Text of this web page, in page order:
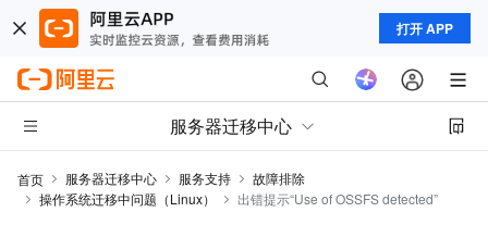
打开 APP
服务器迁移中心
首页 服务器迁移中心 服务支持
故障排除
操作系统迁移中问题（Linux）
出错提示“Use of OSSFS detected”